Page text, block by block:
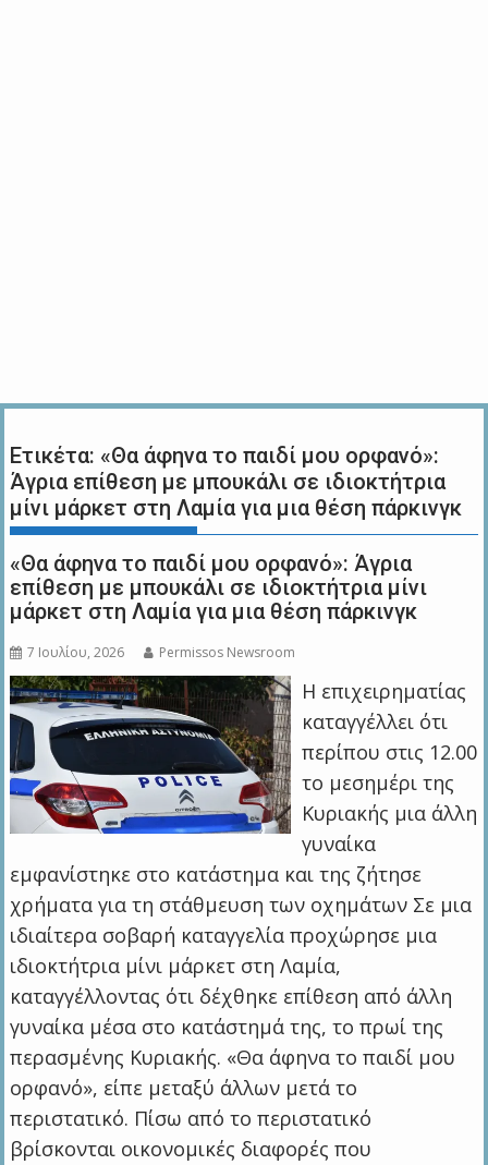
Ετικέτα: «Θα άφηνα το παιδί μου ορφανό»:
Άγρια επίθεση με μπουκάλι σε ιδιοκτήτρια
μίνι μάρκετ στη Λαμία για μια θέση πάρκινγκ
«Θα άφηνα το παιδί μου ορφανό»: Άγρια
επίθεση με μπουκάλι σε ιδιοκτήτρια μίνι
μάρκετ στη Λαμία για μια θέση πάρκινγκ
7 Ιουλίου, 2026 Permissos Newsroom
Η επιχειρηματίας
καταγγέλλει ότι
περίπου στις 12.00
το μεσημέρι της
Κυριακής μια άλλη
γυναίκα
εμφανίστηκε στο κατάστημα και της ζήτησε
χρήματα για τη στάθμευση των οχημάτων Σε μια
ιδιαίτερα σοβαρή καταγγελία προχώρησε μια
ιδιοκτήτρια μίνι μάρκετ στη Λαμία,
καταγγέλλοντας ότι δέχθηκε επίθεση από άλλη
γυναίκα μέσα στο κατάστημά της, το πρωί της
περασμένης Κυριακής. «Θα άφηνα το παιδί μου
ορφανό», είπε μεταξύ άλλων μετά το
περιστατικό. Πίσω από το περιστατικό
βρίσκονται οικονομικές διαφορές που